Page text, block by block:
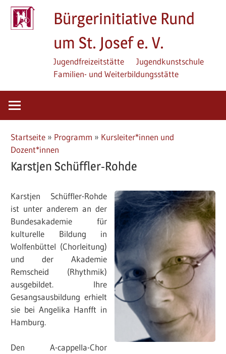
Zum
Inhalt
springen
Bürgerinitiative Rund
um St. Josef e. V.
Jugendfreizeitstätte
Jugendkunstschule
Familien- und Weiterbildungsstätte
Startseite » Programm » Kursleiter*innen und
Dozent*innen
Karstjen Schüffler-Rohde
Karstjen Schüffler-Rohde
ist unter anderem an der
Bundesakademie für
kulturelle Bildung in
Wolfenbüttel (Chorleitung)
und der Akademie
Remscheid (Rhythmik)
ausgebildet. Ihre
Gesangsausbildung erhielt
sie bei Angelika Hanfft in
Hamburg.
Den A-cappella-Chor